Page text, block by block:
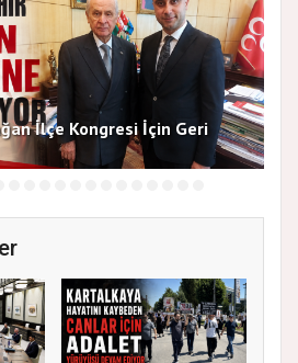
İlçe Kongresi İçin Geri